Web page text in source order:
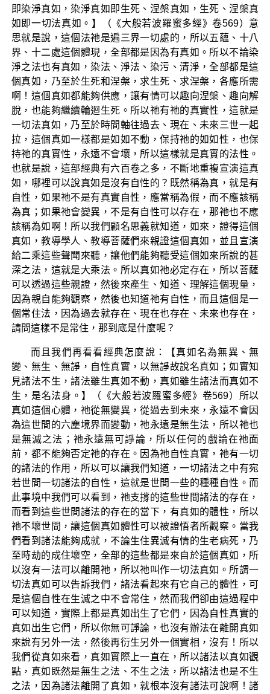
即染淨真如，染淨真如即生死、涅槃真如，生死、涅槃真
如即一切法真如。】（《大般若波羅蜜多經》卷569）意
思就是說，這個法祂是遍三界一切處的，所以五蘊、十八
界、十二處這個體現，全部都是因為有真如。所以不論染
淨之法也有真如，染法、淨法、染污、清淨，全部都是這
個真如，乃至於生死和涅槃，求生死、求涅槃，各應所需
啊！這個真如都能夠供應，讓有情可以趣向涅槃、趣向解
脫，也能夠繼續輪迴生死。所以祂有祂的真實性，這就是
一切法真如，乃至於時間軸往過去、現在、未來三世一起
拉，這個真如一樣都是如如不動，保持祂的如如性，也保
持祂的真實性，永遠不會壞，所以這樣就是真實的法性。
也就是說，這部經典有六百卷之多，不斷地重複宣演這真
如，哪裡可以說真如是沒有自性的？既然稱為真，就是有
自性，如果祂不是有真實自性，應當稱為假，而不應該稱
為真；如果祂會變異，不是有自性可以存在，那祂也不應
該稱為如啊！所以我們顧名思義就知道，如來，證得這個
真如，教導學人、教導菩薩們來親證這個真如，並且宣演
給二乘這些聲聞來聽，讓他們能夠聽受這個如來所說的甚
深之法，這就是大乘法。所以真如祂必定存在，所以菩薩
可以透過這些親證，然後來產生、知道、理解這個現量，
因為親自能夠觀察，然後也知道祂有自性，而且這個是一
個常住法，因為過去就存在、現在也存在、未來也存在，
請問這樣不是常住，那到底是什麼呢？
而且我們再看看經典怎麼說：【真如名為無異、無
變、無生、無諍，自性真實，以無諍故說名真如；如實知
見諸法不生，諸法雖生真如不動，真如雖生諸法而真如不
生，是名法身。】（《大般若波羅蜜多經》卷569）所以
真如這個心體，祂從無變異，從過去到未來，永遠不會因
為這世間的六塵境界而變動，祂永遠是無生法，所以祂也
是無滅之法；祂永遠無可諍論，所以任何的戲論在祂面
前，都不能夠否定祂的存在。因為祂自性真實，祂有一切
的諸法的作用，所以可以讓我們知道，一切諸法之中有宛
若世間一切諸法的自性，這就是世間一些的種種自性。而
此事境中我們可以看到，祂支撐的這些世間諸法的存在，
而看到這些世間諸法的存在的當下，有真如的體性，所以
祂不壞世間，讓這個真如體性可以被證悟者所觀察。當我
們看到諸法能夠成就，不論生住異滅有情的生老病死，乃
至時劫的成住壞空，全部的這些都是來自於這個真如，所
以沒有一法可以離開祂，所以祂叫作一切法真如。所謂一
切法真如可以告訴我們，諸法看起來有它自己的體性，可
是這個自性在生滅之中不會常住，然而我們卻由這過程中
可以知道，實際上都是真如出生了它們，因為自性真實的
真如出生它們，所以你無可諍論，也沒有辦法在離開真如
來說有另外一法，然後再衍生另外一個實相，沒有！所以
我們從真如來看，真如實際上一直在，所以諸法以真如觀
點，真如既然是無生之法、不生之法，所以諸法也是不生
之法，因為諸法離開了真如，就根本沒有諸法可說啊！諸